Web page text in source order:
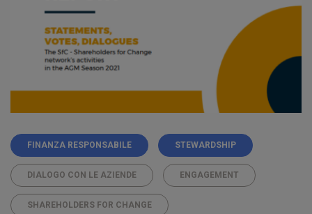
FINANZA RESPONSABILE STEWARDSHIP
DIALOGO CON LE AZIENDE ENGAGEMENT
SHAREHOLDERS FOR CHANGE